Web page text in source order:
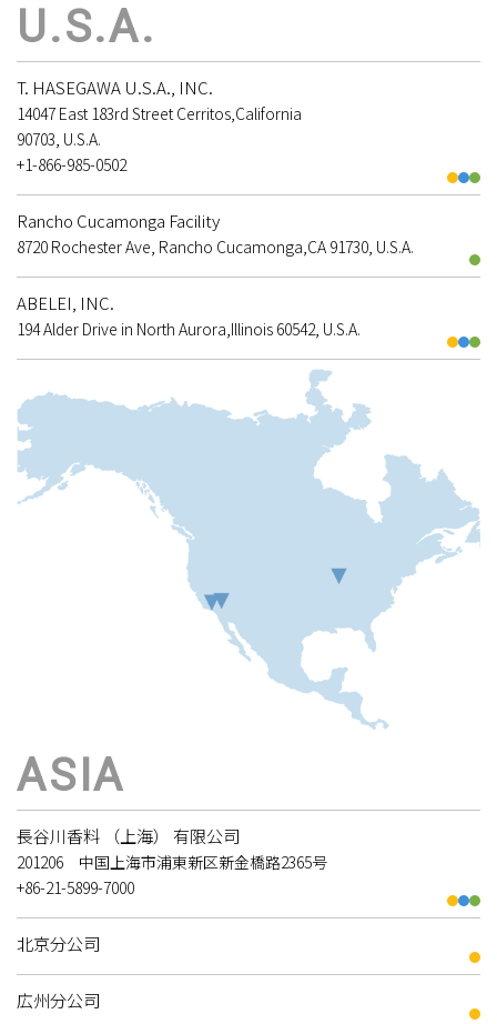
U.S.A.
T. HASEGAWA U.S.A., INC.
14047 East 183rd Street Cerritos,California
90703, U.S.A.
+1-866-985-0502
Rancho Cucamonga Facility
8720 Rochester Ave, Rancho Cucamonga,CA 91730, U.S.A.
ABELEI, INC.
194 Alder Drive in North Aurora,Illinois 60542, U.S.A.
ASIA
長谷川香料 （上海） 有限公司
201206 中国上海市浦東新区新金橋路2365号
+86-21-5899-7000
北京分公司
広州分公司